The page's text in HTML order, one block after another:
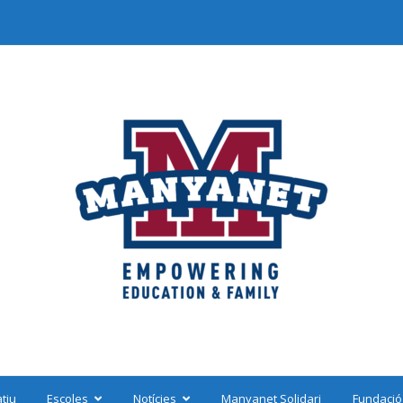
Escoles Notícies Manyanet Solidari Fundació